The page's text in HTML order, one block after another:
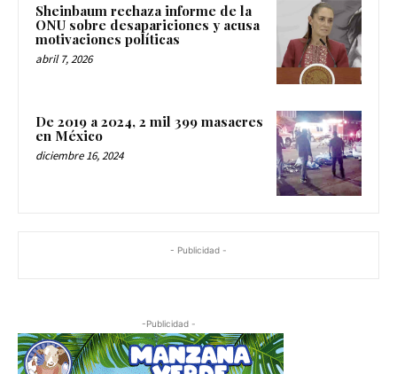
Sheinbaum rechaza informe de la
ONU sobre desapariciones y acusa
motivaciones políticas
abril 7, 2026
De 2019 a 2024, 2 mil 399 masacres
en México
diciembre 16, 2024
- Publicidad -
-Publicidad -